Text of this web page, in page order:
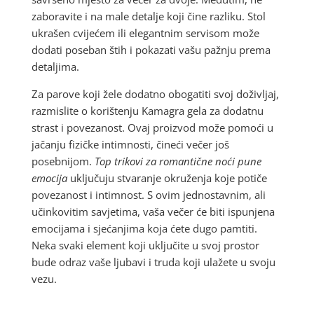
zaboravite i na male detalje koji čine razliku. Stol
ukrašen cvijećem ili elegantnim servisom može
dodati poseban štih i pokazati vašu pažnju prema
detaljima.
Za parove koji žele dodatno obogatiti svoj doživljaj,
razmislite o korištenju Kamagra gela za dodatnu
strast i povezanost. Ovaj proizvod može pomoći u
jačanju fizičke intimnosti, čineći večer još
posebnijom. Top trikovi za romantične noći pune
emocijauključuju stvaranje okruženja koje potiče
povezanost i intimnost. S ovim jednostavnim, ali
učinkovitim savjetima, vaša večer će biti ispunjena
emocijama i sjećanjima koja ćete dugo pamtiti.
Neka svaki element koji uključite u svoj prostor
bude odraz vaše ljubavi i truda koji ulažete u svoju
vezu.